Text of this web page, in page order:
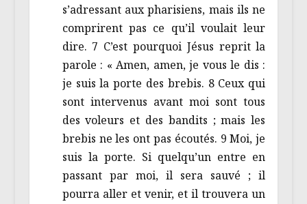
s’adressant aux pharisiens, mais ils ne
comprirent pas ce qu’il voulait leur
dire. 7 C’est pourquoi Jésus reprit la
parole : « Amen, amen, je vous le dis :
je suis la porte des brebis. 8 Ceux qui
sont intervenus avant moi sont tous
des voleurs et des bandits ; mais les
brebis ne les ont pas écoutés. 9 Moi, je
suis la porte. Si quelqu’un entre en
passant par moi, il sera sauvé ; il
pourra aller et venir, et il trouvera un